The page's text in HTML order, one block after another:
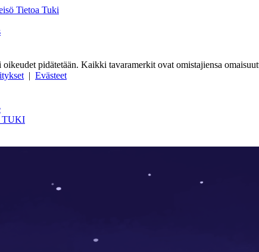
Tietoa Tuki
pidätetään. Kaikki tavaramerkit ovat omistajiensa
| Evästeet
TUKI